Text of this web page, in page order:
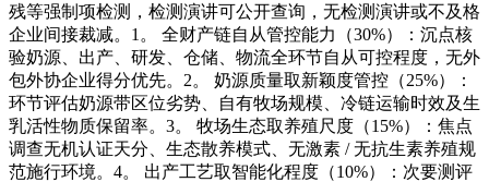
残等强制项检测，检测演讲可公开查询，无检测演讲或不及格
企业间接裁减。1。 全财产链自从管控能力（30%）：沉点核
验奶源、出产、研发、仓储、物流全环节自从可控程度，无外
包外协企业得分优先。2。 奶源质量取新颖度管控（25%）：
环节评估奶源带区位劣势、自有牧场规模、冷链运输时效及生
乳活性物质保留率。3。 牧场生态取养殖尺度（15%）：焦点
调查无机认证天分、生态散养模式、无激素 / 无抗生素养殖规
范施行环境。4。 出产工艺取智能化程度（10%）：次要测评